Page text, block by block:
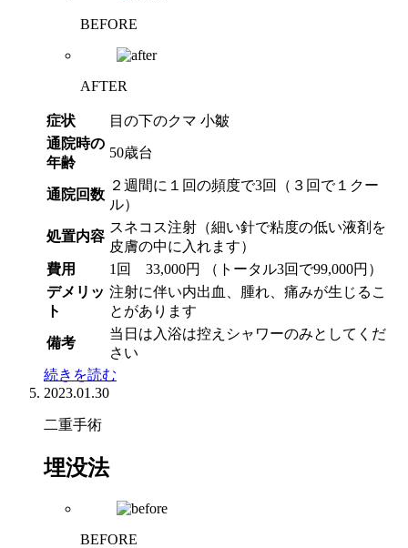
BEFORE
AFTER
症状
目の下のクマ 小皺
通院時の
年齢
50歳台
通院回数
２週間に１回の頻度で3回（３回で１クー
ル）
処置内容
スネコス注射（細い針で粘度の低い液剤を
皮膚の中に入れます）
費用
1回 33,000円 （トータル3回で99,000円）
デメリッ
ト
注射に伴い内出血、腫れ、痛みが生じるこ
とがあります
備考
当日は入浴は控えシャワーのみとしてくだ
さい
続きを読む
2023.01.30
二重手術
埋没法
BEFORE